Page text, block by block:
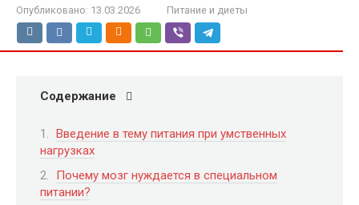
Опубликовано: 13.03.2026 Питание и диеты
Содержание
Введение в тему питания при умственных
нагрузках
Почему мозг нуждается в специальном
питании?